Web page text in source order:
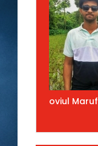
oviul Maruf